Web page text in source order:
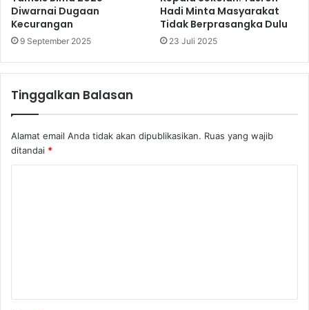
Diwarnai Dugaan
Kecurangan
9 September 2025
Hadi Minta Masyarakat
Tidak Berprasangka Dulu
23 Juli 2025
Tinggalkan Balasan
Alamat email Anda tidak akan dipublikasikan. Ruas yang wajib
ditandai *
a